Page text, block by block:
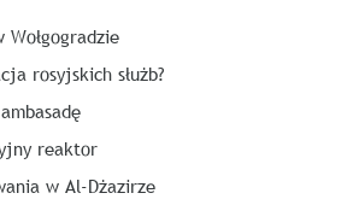
Wołgogradzie
rosyjskich służb?
reaktor
w Al-Dżazirze